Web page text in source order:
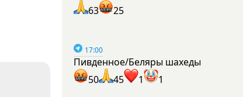
63
25
17:00
Пивденное/Беляры шахеды
50
45 1 1